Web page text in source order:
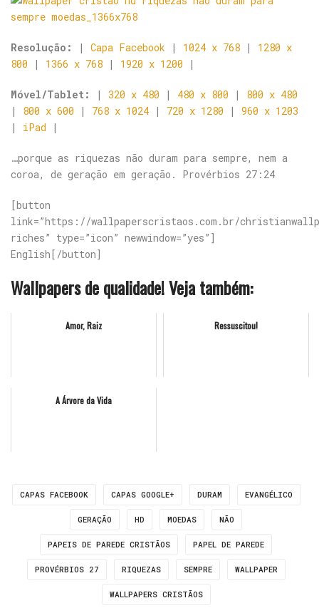
Resolução: | Capa Facebook | 1024 x 768 | 1280 x
800 | 1366 x 768 | 1920 x 1200 |
Móvel/Tablet: | 320 x 480 | 480 x 800 | 800 x 480
| 800 x 600 | 768 x 1024 | 720 x 1280 | 960 x 1203
| iPad |
…porque as riquezas não duram para sempre, nem a
coroa, de geração em geração. Provérbios 27:24
[button
link=”https://wallpaperscristaos.com.br/
riches” type=”icon” newwindow=”yes”]
English[/button]
Wallpapers de qualidade! Veja também:
Amor, Raiz Ressuscitou!
A Árvore da Vida
CAPAS FACEBOOK CAPAS GOOGLE+ DURAM EVANGÉLICO
GERAÇÃO HD MOEDAS NÃO
PAPEIS DE PAREDE CRISTÃOS PAPEL DE PAREDE
PROVÉRBIOS 27 RIQUEZAS SEMPRE WALLPAPER
WALLPAPERS CRISTÃOS